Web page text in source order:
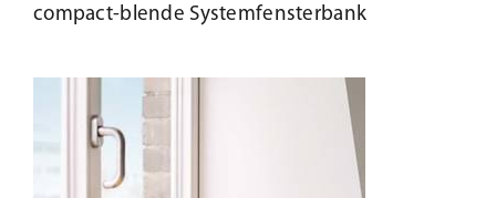
compact-blende Systemfensterbank